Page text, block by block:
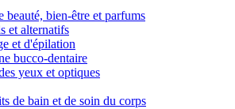
beauté, bien-être et parfums
et alternatifs
et d'épilation
bucco-dentaire
yeux et optiques
de bain et de soin du corps